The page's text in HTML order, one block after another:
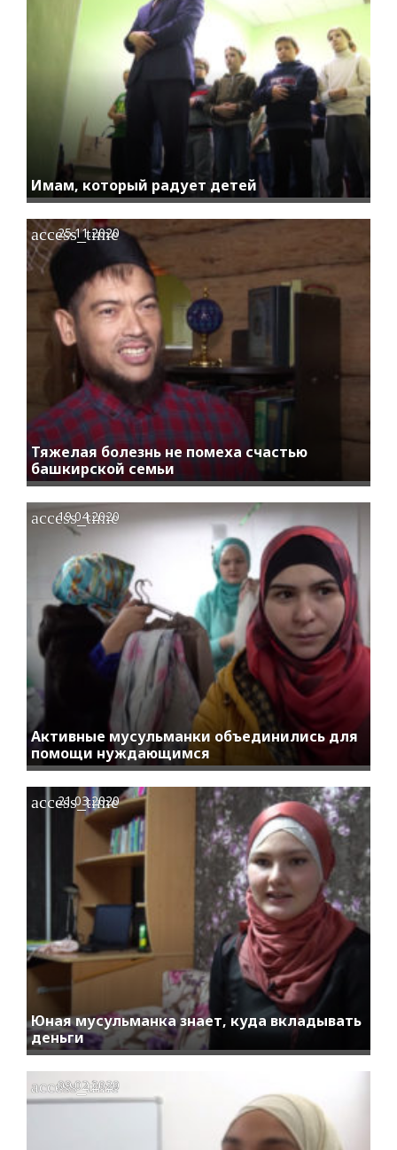
Имам, который радует детей
Тяжелая болезнь не помеха счастью
башкирской семьи
access_time
25.11.2020
Активные мусульманки объединились для
помощи нуждающимся
access_time
19.04.2020
Юная мусульманка знает, куда вкладывать
деньги
access_time
21.03.2020
access_time
09.02.2020